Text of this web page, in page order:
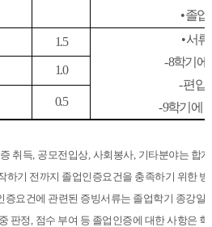
•졸업
1.5 •서류
- 8학기에
-편입
- 9학기에
1.0
0.5
취득, 공모전입상, 사회봉사, 기타분야는 합
하기 전까지 졸업인증요건을 충족하기 위한
증요건에 관련된 증빙서류는 졸업학기 종강일
판정 , 점수 부여 등 졸업인증에 대한 사항은